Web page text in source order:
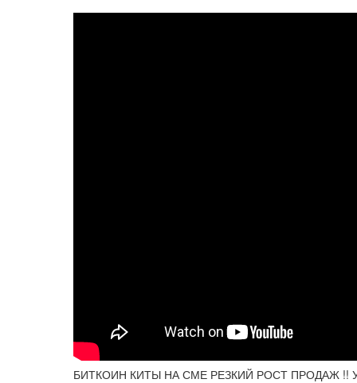
БИТКОИН КИТЫ НА СМЕ РЕЗКИЙ РОСТ ПРОДАЖ !!